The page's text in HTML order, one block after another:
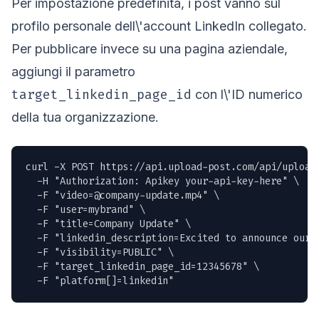
Per impostazione predefinita, i post vanno sul
profilo personale dell\'account LinkedIn collegato.
Per pubblicare invece su una pagina aziendale,
aggiungi il parametro
target_linkedin_page_id con l\'ID numerico
della tua organizzazione.
curl -X POST https://api.upload-post.com/api/
  -H "Authorization: Apikey your-api-key-here" \
  -F "
video=@company-update.mp4" \
  -F "user=mybrand" \
  -F "title=Company Update" \
-F "linkedin_description=Excited to announce
  -F "visibility=PUBLIC" \
  -F "target_linkedin_page_id=12345678" \
  -F "platform[]=linkedin"